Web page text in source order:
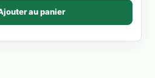
au panier